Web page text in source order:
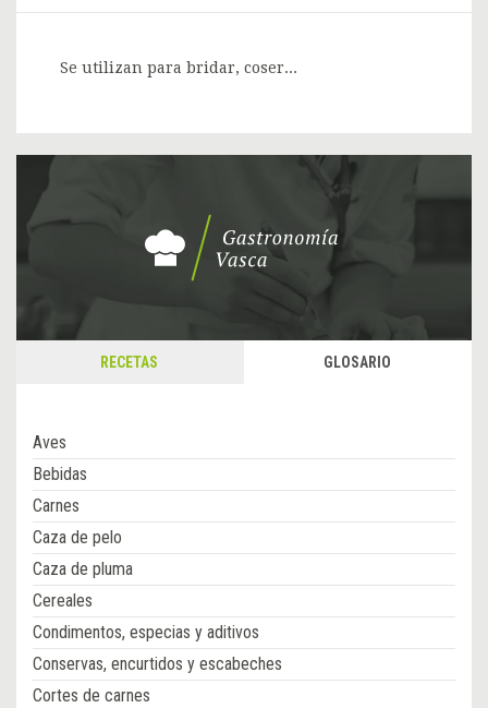
Se utilizan para bridar, coser...
RECETAS GLOSARIO
Aves
Bebidas
Carnes
Caza de pelo
Caza de pluma
Cereales
Condimentos, especias y aditivos
Conservas, encurtidos y escabeches
Cortes de carnes